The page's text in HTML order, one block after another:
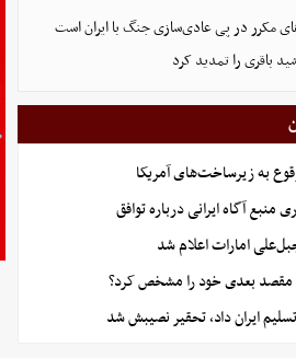
مکرر در پی عادی‌سازی جنگ با ایران است
باقری را تمدید کرد
به زیرساخت‌های آمریکا
منبع آگاه ایرانی درباره توافق
امارات اعلام شد
مقصد بعدی خود را مشخص کرد؟
ایران داد، تحقیر نصیبش شد